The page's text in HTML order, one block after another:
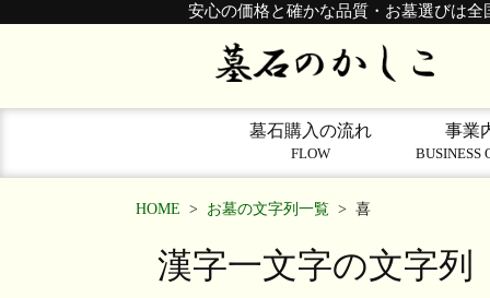
安心の価格と確かな品質・お墓選びは
墓石購入の流れ
FLOW
事業
BUSINESS
HOME > お墓の文字列一覧 > 喜
漢字一文字の文字列